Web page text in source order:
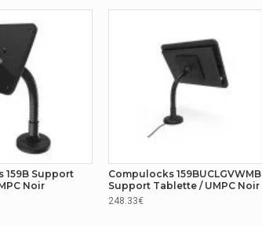
159B Support
Noir
Compulocks 159BUCLGVWMB
Support Tablette / UMPC Noir
248.33€